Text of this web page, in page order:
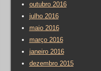
outubro 2016
julho 2016
maio 2016
março 2016
janeiro 2016
dezembro 2015